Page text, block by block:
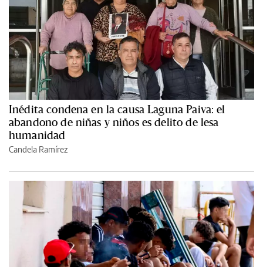
Inédita condena en la causa Laguna Paiva: el
abandono de niñas y niños es delito de lesa
humanidad
Candela Ramírez